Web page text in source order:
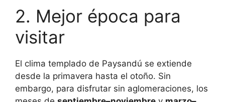
2. Mejor época para
visitar
El clima templado de Paysandú se extiende
desde la primavera hasta el otoño. Sin
embargo, para disfrutar sin aglomeraciones, los